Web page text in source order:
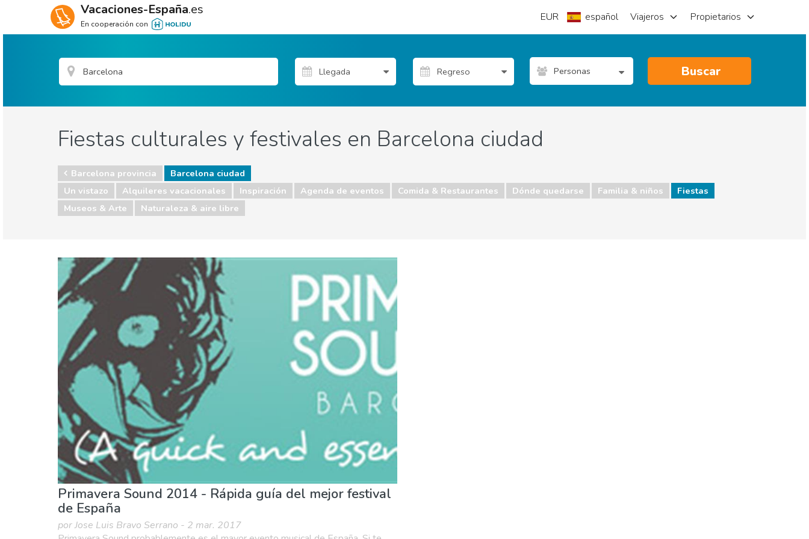
Vacaciones-España.es
En cooperación con
EUR español Viajeros Propietarios
Personas Buscar
Fiestas culturales y festivales en Barcelona ciudad
Barcelona provincia
Barcelona ciudad
Un vistazo
Alquileres vacacionales Inspiración Agenda de eventos Comida & Restaurantes Dónde quedarse Familia & niños
Fiestas
Museos & Arte
Naturaleza & aire libre
Agenda de eventos
Comida & Restaurantes Dónde quedarse Familia & niños
Primavera Sound 2014 - Rápida guía del mejor festival
de España
por Jose Luis Bravo Serrano - 2 mar. 2017